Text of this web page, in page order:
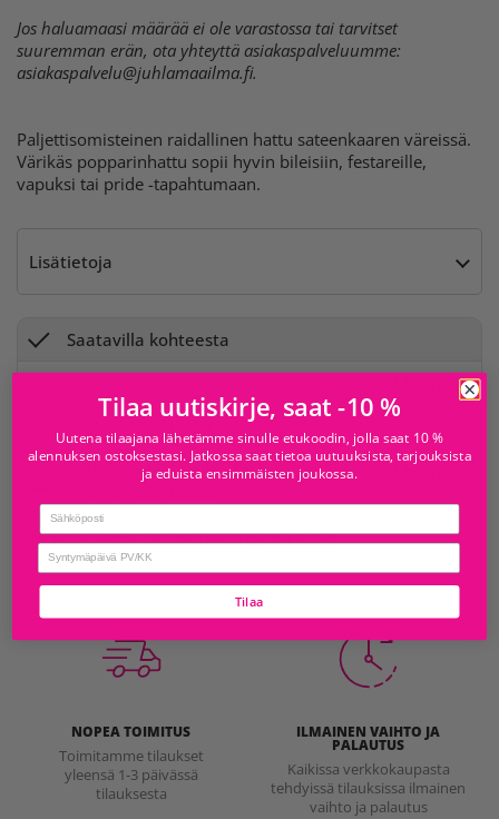
Jos haluamaasi määrää ei ole varastossa tai tarvitset
suuremman erän, ota yhteyttä asiakaspalveluumme:
asiakaspalvelu@juhlamaailma.fi.
Paljettisomisteinen raidallinen hattu sateenkaaren väreissä.
Värikäs popparinhattu sopii hyvin bileisiin, festareille,
vapuksi tai pride -tapahtumaan.
Lisätietoja
Saatavilla kohteesta
Omena
Myymälän tiedot
Tavallisesti valmis 24 tunnissa
Juhlamaailma Sello Tavallisesti valmis 24 tunnissa
Tarkista saatavuus muissa myymälöissä
NOPEA TOIMITUS
Toimitamme tilaukset
yleensä 1-3 päivässä
tilauksesta
ILMAINEN VAIHTO JA
PALAUTUS
Kaikissa verkkokaupasta
tehdyissä tilauksissa ilmainen
vaihto ja palautus
Tilaa uutiskirje, saat -10 %
Uutena tilaajana lähetämme sinulle etukoodin, jolla saat 10 %
alennuksen ostoksestasi. Jatkossa saat tietoa uutuuksista, tarjouksista
ja eduista ensimmäisten joukossa.
Email
birthday
Tilaa